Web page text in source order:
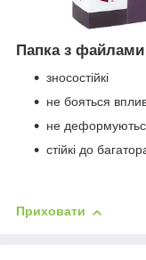
Папка з
зносостійкі
не бояться
не
стійкі до
Приховати